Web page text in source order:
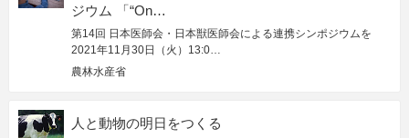
ジウム 「“On…
第14回 日本医師会・日本獣医師会による連携シンポジウムを
2021年11月30日（火）13:0…
農林水産省
人と動物の明日をつくる